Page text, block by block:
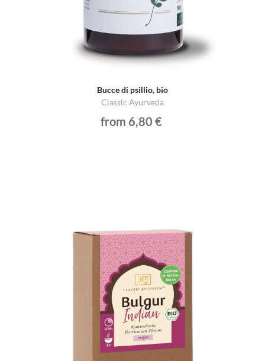
Bucce di psillio, bio
Classic Ayurveda
from 6,80 €